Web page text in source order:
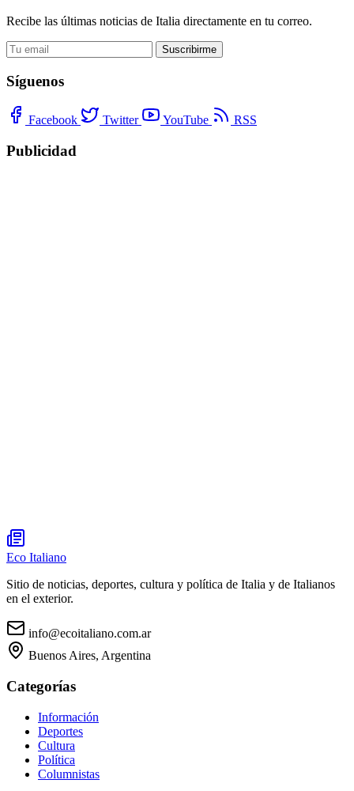
Recibe las últimas noticias de Italia directamente en tu correo.
Suscribirme
Síguenos
Facebook Twitter YouTube RSS
Publicidad
Eco Italiano
Sitio de noticias, deportes, cultura y política de Italia y de Italianos
en el exterior.
info@ecoitaliano.com.ar
Buenos Aires, Argentina
Categorías
Información
Deportes
Cultura
Política
Columnistas